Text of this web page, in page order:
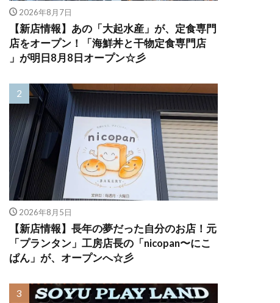
2026年8月7日
【新店情報】あの「大起水産」が、定食専門
店をオープン！「海鮮丼と干物定食専門店
」が明日8月8日オープン☆彡
2026年8月5日
【新店情報】長年の夢だった自分のお店！元
「プランタン」工房店長の「nicopan〜にこ
ぱん」が、オープンへ☆彡